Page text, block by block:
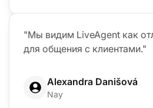
"Мы видим LiveAgent как
для общения с клиентами."
Alexandra Danišová
Nay